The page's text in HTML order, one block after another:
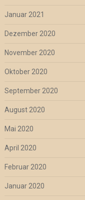
Januar 2021
Dezember 2020
November 2020
Oktober 2020
September 2020
August 2020
Mai 2020
April 2020
Februar 2020
Januar 2020